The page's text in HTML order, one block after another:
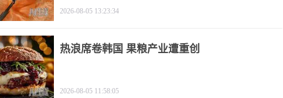
2026-08-05 13:23:34
热浪席卷韩国 果粮产业遭重创
2026-08-05 11:58:05